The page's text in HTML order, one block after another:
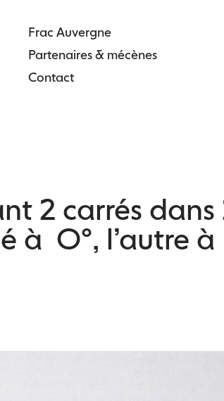
Frac Auvergne
Partenaires & mécènes
Contact
2 carrés dans
à O°, l’autre à